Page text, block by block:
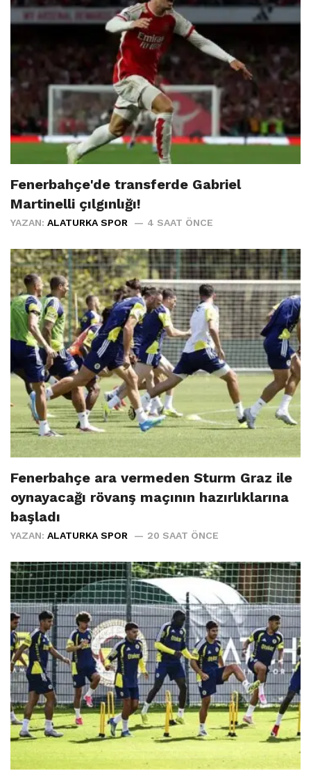
Fenerbahçe'de transferde Gabriel
Martinelli çılgınlığı!
YAZAN: ALATURKA SPOR 4 SAAT ÖNCE
Fenerbahçe ara vermeden Sturm Graz ile
oynayacağı rövanş maçının hazırlıklarına
başladı
YAZAN: ALATURKA SPOR 20 SAAT ÖNCE